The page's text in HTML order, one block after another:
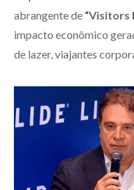
abrangente de “Visitors
impacto econômico
de lazer, viajantes